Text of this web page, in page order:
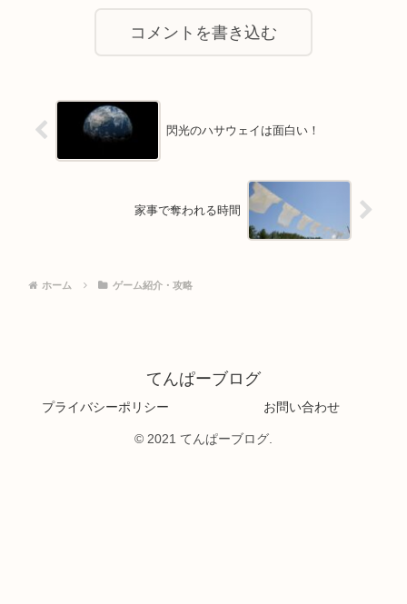
コメントを書き込む
閃光のハサウェイは面白い！
家事で奪われる時間
ホーム ゲーム紹介・攻略
てんぱーブログ
プライバシーポリシー お問い合わせ
© 2021 てんぱーブログ.